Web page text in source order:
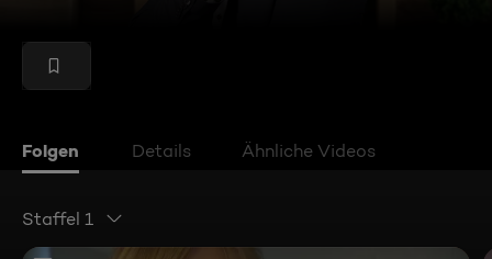
Folgen Details Ähnliche Videos
Staffel 1